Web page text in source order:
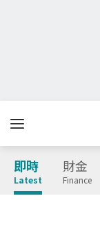
即時
Latest
財金
Finance